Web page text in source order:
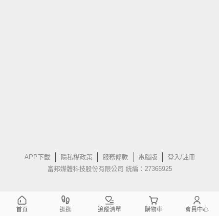
APP下載 隱私權政策 服務條款 電腦版
登入/註冊
富邦媒體科技股份有限公司 統編：27365925
首頁 逛逛 追蹤清單 購物車 會員中心